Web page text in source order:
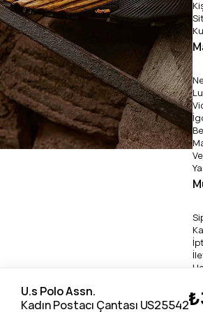
U.s Polo Assn.
Kadın Postacı Çantası US25542-